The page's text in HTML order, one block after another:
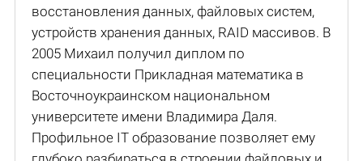
восстановления данных, файловых систем,
устройств хранения данных, RAID массивов. В
2005 Михаил получил диплом по
специальности Прикладная математика в
Восточноукраинском национальном
университете имени Владимира Даля.
Профильное IT образование позволяет ему